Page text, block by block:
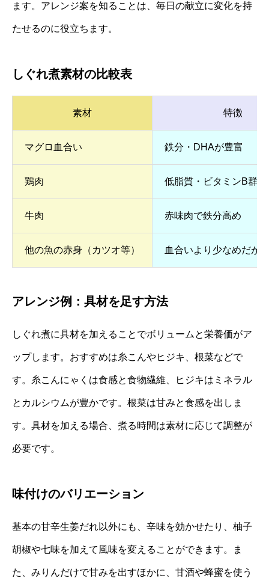
ます。アレンジ案を知ることは、毎日の献立に変化を持
たせるのに役立ちます。
しぐれ煮素材の比較表
素材 特徴
マグロ血合い 鉄分・DHAが豊富
鶏肉 低脂質・ビタミンB群
牛肉 赤味肉で鉄分高め
他の魚の赤身（カツオ等） 血合いより少なめだが
アレンジ例：具材を足す方法
しぐれ煮に具材を加えることでボリュームと栄養価がア
ップします。おすすめは糸こんやヒジキ、根菜などで
す。糸こんにゃくは食感と食物繊維、ヒジキはミネラル
とカルシウムが豊かです。根菜は甘みと食感を出しま
す。具材を加える場合、煮る時間は素材に応じて調整が
必要です。
味付けのバリエーション
基本の甘辛生姜だれ以外にも、辛味を効かせたり、柚子
胡椒や七味を加えて風味を変えることができます。ま
た、みりんだけで甘みを出すほかに、甘酒や蜂蜜を使う